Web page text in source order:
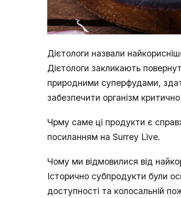
Дієтологи назвали
Дієтологи закликають
природними суперфудами,
забезпечити організм
Чрму саме ці продукти є
посиланням на Surrey Live.
Чому ми відмовилися від
Історично субпродукти були
доступності та колосальній